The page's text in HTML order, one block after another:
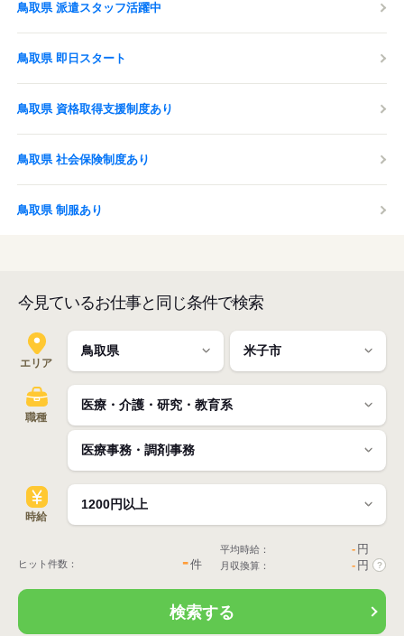
鳥取県 派遣スタッフ活躍中
鳥取県 即日スタート
鳥取県 資格取得支援制度あり
鳥取県 社会保険制度あり
鳥取県 制服あり
今見ているお仕事と同じ条件で検索
エリア
職種
時給
ヒット件数： -件
平均時給： - 円
月収換算： - 円 ?
検索する